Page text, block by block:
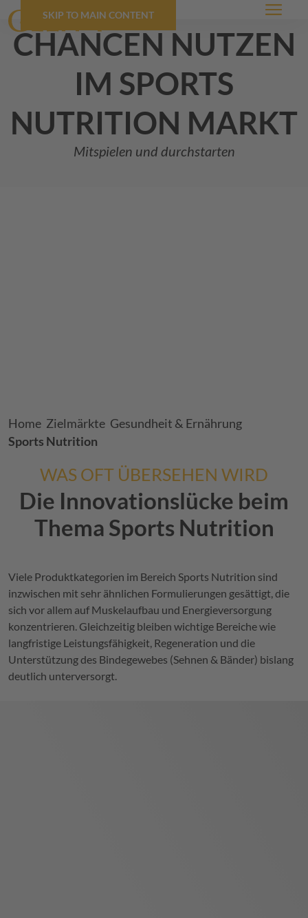
SKIP TO MAIN CONTENT Menü
chancen nutzen
im sports
nutrition markt
Mitspielen und durchstarten
Breadcrumb
Home Zielmärkte Gesundheit & Ernährung
Sports Nutrition
WAS OFT ÜBERSEHEN WIRD
Die Innovationslücke beim
Thema Sports Nutrition
Viele Produktkategorien im Bereich Sports Nutrition sind
inzwischen mit sehr ähnlichen Formulierungen gesättigt, die
sich vor allem auf Muskelaufbau und Energieversorgung
konzentrieren. Gleichzeitig bleiben wichtige Bereiche wie
langfristige Leistungsfähigkeit, Regeneration und die
Unterstützung des Bindegewebes (Sehnen & Bänder) bislang
deutlich unterversorgt.